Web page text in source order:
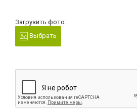
Загрузить фото:
Выбрать